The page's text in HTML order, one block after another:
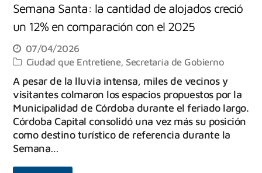
Semana Santa: la cantidad de alojados creció
un 12% en comparación con el 2025
07/04/2026
Ciudad que Entretiene, Secretaría de Gobierno
A pesar de la lluvia intensa, miles de vecinos y
visitantes colmaron los espacios propuestos por la
Municipalidad de Córdoba durante el feriado largo.
Córdoba Capital consolidó una vez más su posición
como destino turístico de referencia durante la
Semana…